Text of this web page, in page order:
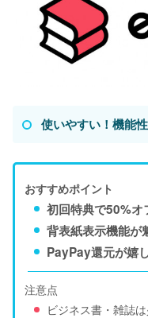
使いやすい！機能
おすすめポイント
初回特典で50%オ
背表紙表示機能が
PayPay還元が嬉
注意点
ビジネス書・雑誌